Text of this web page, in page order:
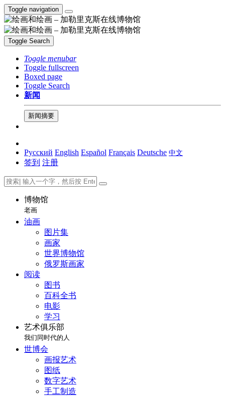
Toggle navigation
Toggle Search
Toggle menubar
Toggle fullscreen
Boxed page
Toggle Search
新闻
新闻摘要
Русский English Español Français Deutsche 中文
签到 注册
博物馆
老画
油画
图片集
画家
世界博物馆
俄罗斯画家
阅读
图书
百科全书
电影
学习
艺术俱乐部
我们同时代的人
世博会
画报艺术
图纸
数字艺术
手工制造